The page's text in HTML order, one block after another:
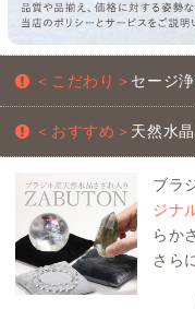
＜こだわり＞ セージ
＜おすすめ＞ 天然水
ブラ
ジナ
らか
さら